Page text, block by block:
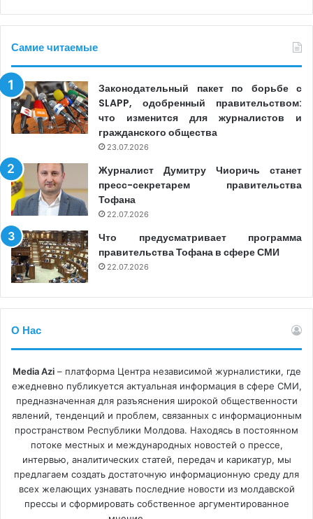
здравоохранении, транспорте, электронных
коммуникациях, финансовых услугах и
государственном управлении. Директива
предусматривает строгие меры по управлению
рисками, отчетности об инцидентах и обеспечению
безопасности цепочек поставок, а также четкие
механизмы сотрудничества между органами власти и
частным сектором.
Согласно европейской нормативной базе,
соответствующие субъекты должны:
внедрять технические и организационные меры
безопасности;
сообщать о значительных киберинцидентах;
управлять информационными уязвимостями;
обеспечивать непрерывность критически важных
услуг;
сотрудничать с компетентными органами в сфере
кибербезопасности.
Директива также делает акцент на способности
государств координированно реагировать на крупные
киберкризисы, в том числе за счет наличия
национальных планов реагирования и
специализированных учреждений.
Самие читаемые
Законодательный пакет по борьбе с
SLAPP, одобренный правительством:
что изменится для журналистов и
гражданского общества
23.07.2026
Журналист Думитру Чиоричь станет
пресс-секретарем правительства
Тофана
22.07.2026
Что предусматривает программа
правительства Тофана в сфере СМИ
22.07.2026
О Нас
Media Azi– платформа Центра независимой журналистики, где
ежедневно публикуется актуальная информация в сфере СМИ,
предназначенная для разъяснения широкой общественности
явлений, тенденций и проблем, связанных с информационным
пространством Республики Молдова. Находясь в постоянном
потоке местных и международных новостей о прессе,
интервью, аналитических статей, передач и карикатур, мы
предлагаем создать достаточную информационную среду для
всех желающих узнавать последние новости из молдавской
прессы и сформировать собственное аргументированное